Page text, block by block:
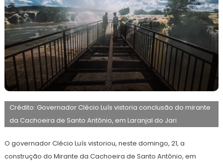
22
junho
de
2026
Maurilio
Crédito: Governador Clécio Luís vistoria conclusão do mirante
da Cachoeira de Santo Antônio, em Laranjal do Jari
O governador Clécio Luís vistoriou, neste domingo, 21, a
construção do Mirante da Cachoeira de Santo Antônio, em